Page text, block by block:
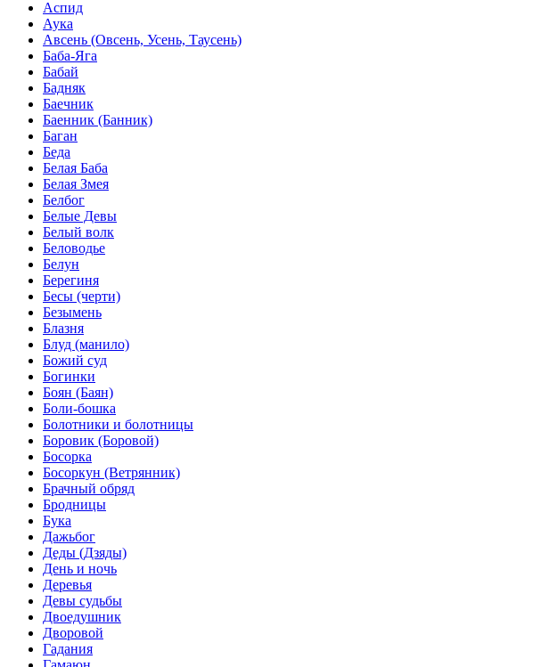
Аспид
Аука
Авсень (Овсень, Усень, Таусень)
Баба-Яга
Бабай
Бадняк
Баечник
Баенник (Банник)
Баган
Беда
Белая Баба
Белая Змея
Белбог
Белые Девы
Белый волк
Беловодье
Белун
Берегиня
Бесы (черти)
Безымень
Блазня
Блуд (манило)
Божий суд
Богинки
Боян (Баян)
Боли-бошка
Болотники и болотницы
Боровик (Боровой)
Босорка
Босоркун (Ветрянник)
Брачный обряд
Бродницы
Бука
Дажьбог
Деды (Дзяды)
День и ночь
Деревья
Девы судьбы
Двоедушник
Дворовой
Гадания